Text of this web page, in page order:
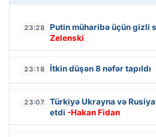
23:28 Putin müharibə üçün gizli
Zelenski
23:18 İtkin düşən 8 nəfər tapıldı
23:07
Türkiyə Ukrayna və
etdi -Hakan Fidan